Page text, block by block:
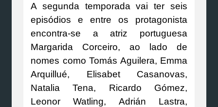
A segunda temporada vai ter seis
episódios e entre os protagonista
encontra-se a atriz portuguesa
Margarida Corceiro, ao lado de
nomes como Tomás Aguilera, Emma
Arquillué, Elisabet Casanovas,
Natalia Tena, Ricardo Gómez,
Leonor Watling, Adrián Lastra,